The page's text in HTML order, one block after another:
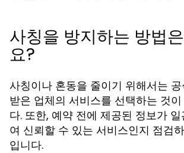
사칭을 방지하는 방법
요?
사칭이나 혼동을 줄이기 위해서는
받은 업체의 서비스를 선택하는 것
다. 또한, 예약 전에 제공된 정보가
여 신뢰할 수 있는 서비스인지 점검
입니다.